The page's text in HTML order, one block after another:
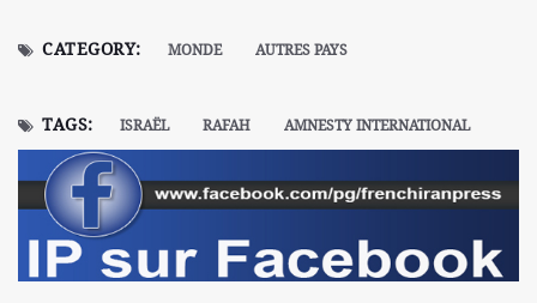
CATEGORY: MONDE AUTRES PAYS
TAGS: ISRAËL RAFAH AMNESTY INTERNATIONAL